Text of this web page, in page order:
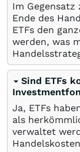
Im
Ende des
ETFs den
werden, was
Sind ETFs
Ja, ETFs
als
verwaltet